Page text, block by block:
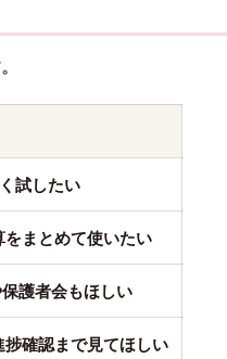
試したい
まとめて使いたい
護者会もほしい
確認まで見てほしい